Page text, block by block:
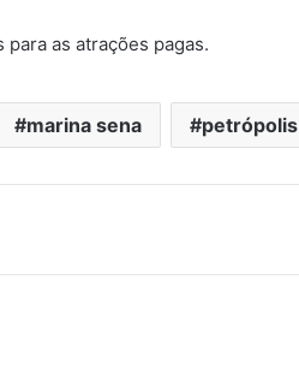
as atrações pagas.
marina sena petrópolis